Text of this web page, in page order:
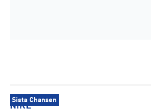
Sista Chansen
NIKE